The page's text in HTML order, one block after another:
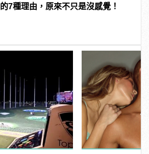
的7種理由，原來不只是沒感覺！